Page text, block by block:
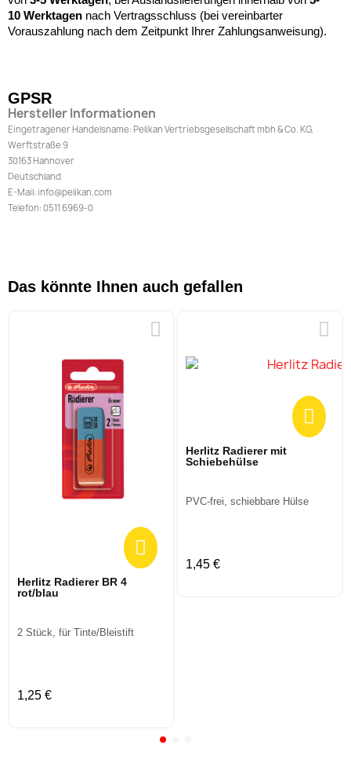
10 Werktagen nach Vertragsschluss (bei vereinbarter
Vorauszahlung nach dem Zeitpunkt Ihrer Zahlungsanweisung).
GPSR
Hersteller Informationen
Eingetragener Handelsname: Pelikan Vertriebsgesellschaft mbh & Co. KG,
Werftstraße 9
30163 Hannover
Deutschland
E-Mail: info@pelikan.com
Telefon: 0511 6969-0
Das könnte Ihnen auch gefallen
Herlitz Radierer BR 4
rot/blau
2 Stück, für Tinte/Bleistift
1,25 €
Herlitz Radierer mit
Schiebehülse
PVC-frei, schiebbare Hülse
1,45 €